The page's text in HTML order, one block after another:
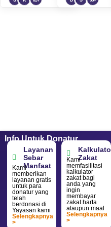
Layak
Layak
Info Untuk Donatur
Layanan
Sebar
Manfaat
Kami
memberikan
layanan gratis
untuk para
donatur yang
telah
berdonasi di
Yayasan kami
Selengkapnya
>
Kalkulator
Zakat
Kami
memfasilitasi
kalkulator
zakat bagi
anda yang
ingin
membayar
zakat harta
ataupun maal
Selengkapnya
>